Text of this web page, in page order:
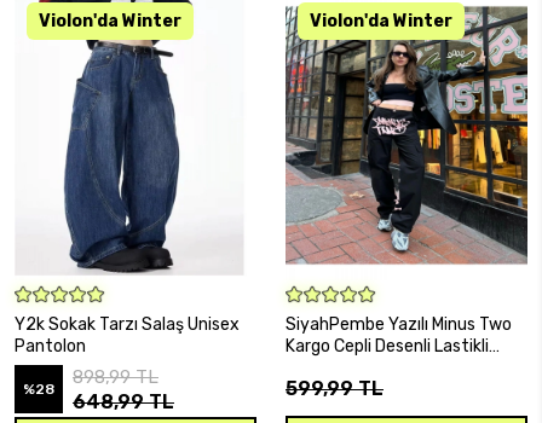
SEPETE EKLE
Y2k Sokak Tarzı Salaş Unisex
Pantolon
%28
898,99 TL
648,99 TL
SEPETE EKLE
SiyahPembe Yazılı Minus Two
Kargo Cepli Desenli Lastikli
599,99 TL